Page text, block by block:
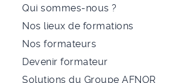
Qui sommes-nous ?
Nos lieux de formations
Nos formateurs
Devenir formateur
Solutions du Groupe AFNOR